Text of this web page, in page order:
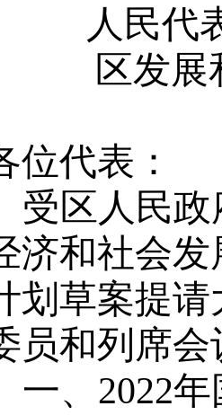
人民代
区发
位代表：
受区人民政
济和社会发
划草案提
员和列席
一、 2022年